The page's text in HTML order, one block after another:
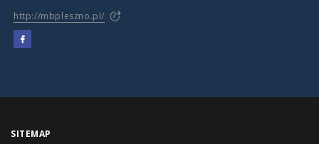
http://mbpleszno.pl/
SITEMAP